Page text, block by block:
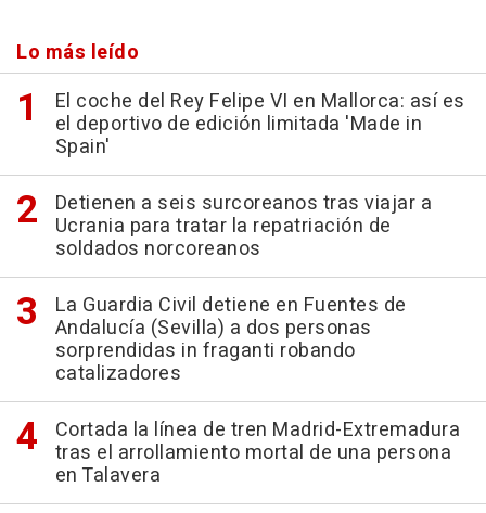
Lo más leído
El coche del Rey Felipe VI en Mallorca: así es
el deportivo de edición limitada 'Made in
Spain'
Detienen a seis surcoreanos tras viajar a
Ucrania para tratar la repatriación de
soldados norcoreanos
La Guardia Civil detiene en Fuentes de
Andalucía (Sevilla) a dos personas
sorprendidas in fraganti robando
catalizadores
Cortada la línea de tren Madrid-Extremadura
tras el arrollamiento mortal de una persona
en Talavera